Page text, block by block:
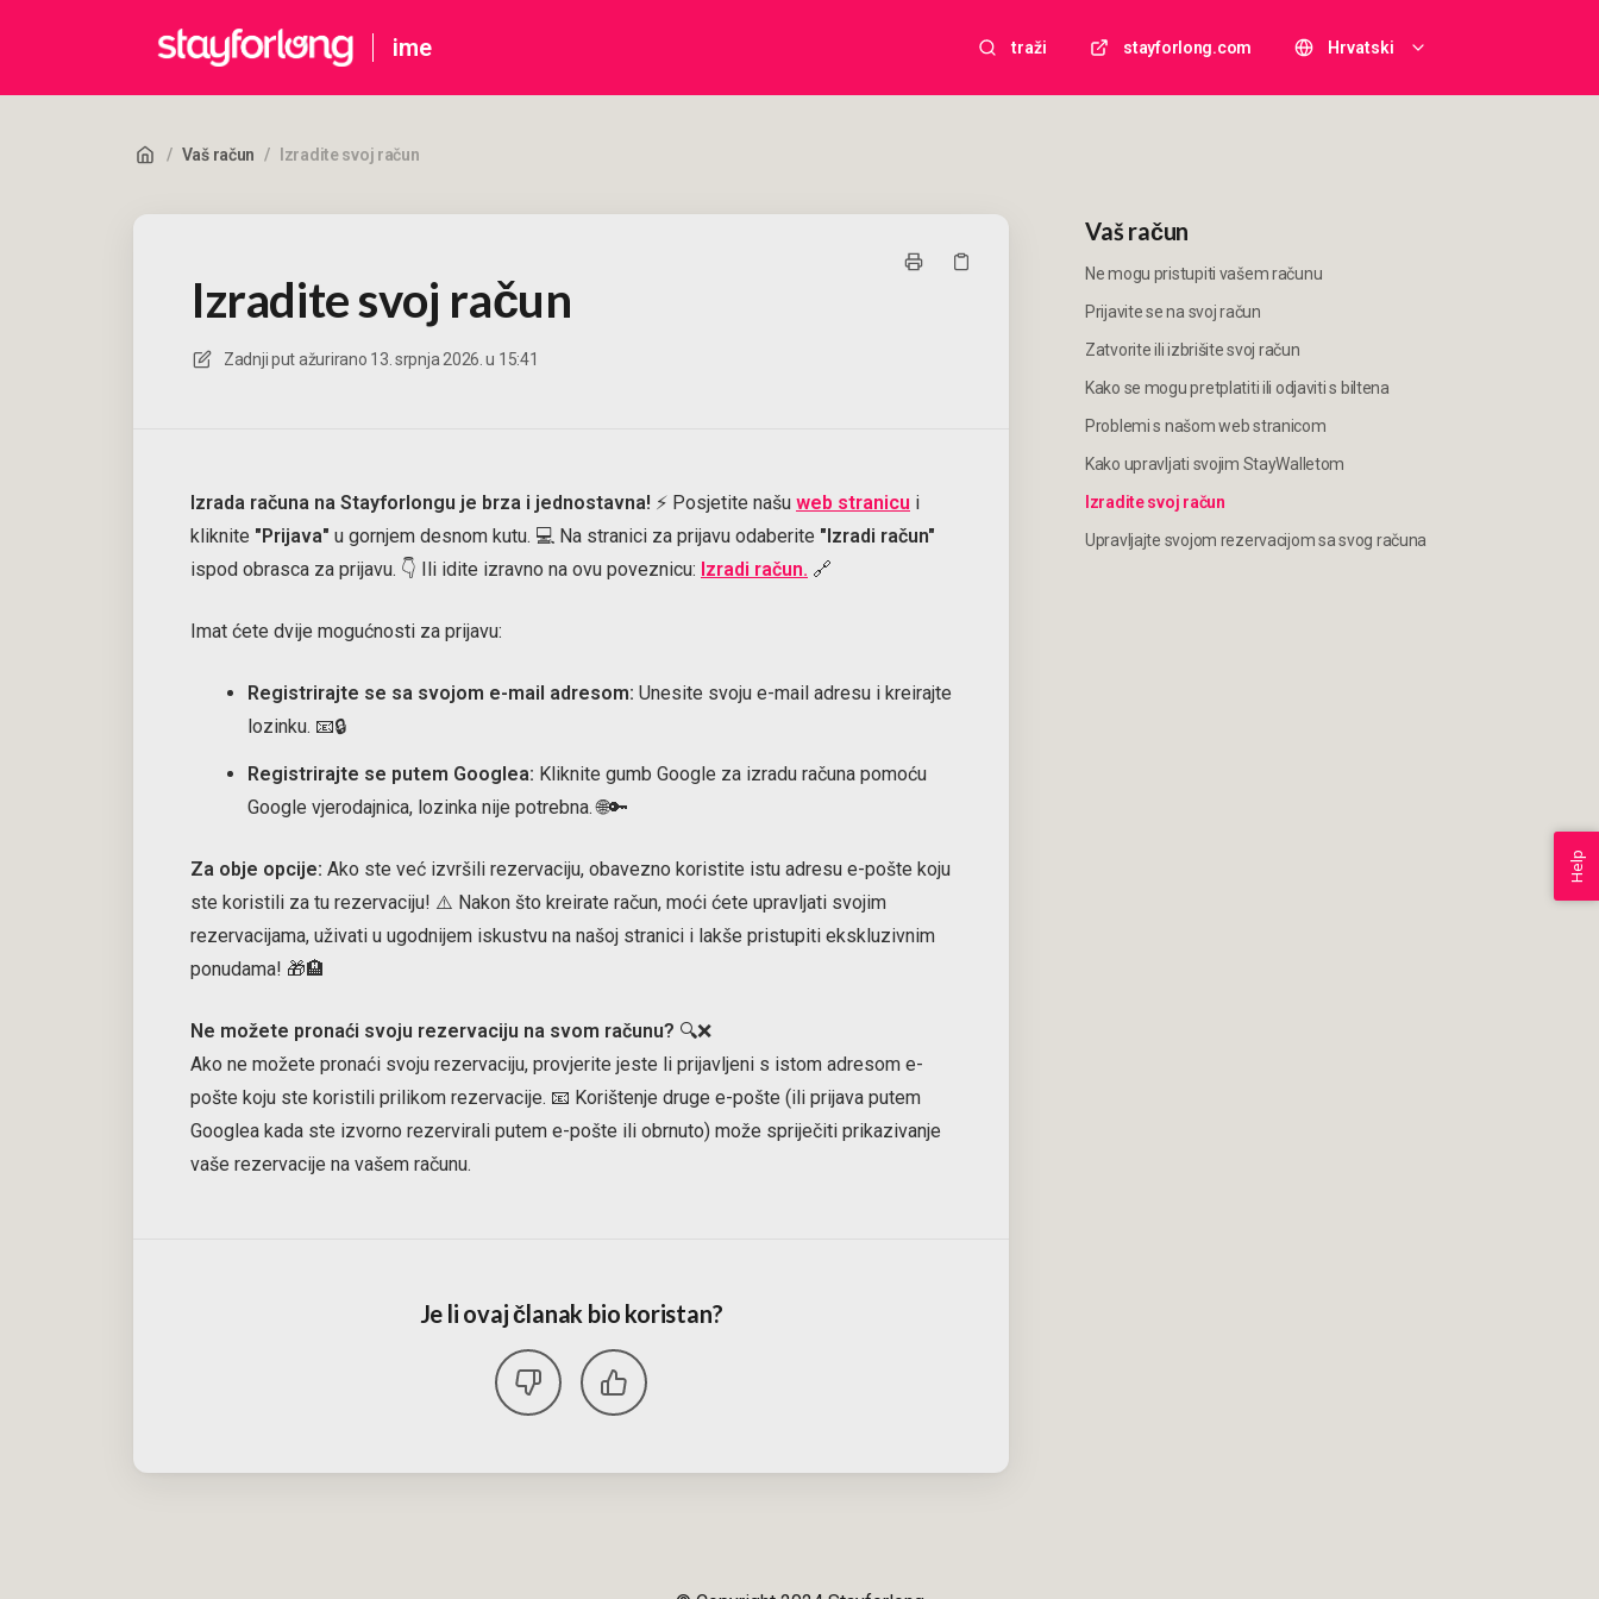
ime traži stayforlong.com Hrvatski
/ Vaš račun / Izradite svoj račun
Izradite svoj račun
Zadnji put ažurirano 13. srpnja 2026. u 15:41
Izrada računa na Stayforlongu je brza i jednostavna! ⚡ Posjetite našu web stranicu i
kliknite "Prijava" u gornjem desnom kutu. 💻 Na stranici za prijavu odaberite "Izradi račun"
ispod obrasca za prijavu. 👇 Ili idite izravno na ovu poveznicu: Izradi račun. 🔗
Imat ćete dvije mogućnosti za prijavu:
Registrirajte se sa svojom e-mail adresom: Unesite svoju e-mail adresu i kreirajte
lozinku. 📧🔒
Registrirajte se putem Googlea: Kliknite gumb Google za izradu računa pomoću
Google vjerodajnica, lozinka nije potrebna. 🌐🔑
Za obje opcije: Ako ste već izvršili rezervaciju, obavezno koristite istu adresu e-pošte koju
ste koristili za tu rezervaciju! ⚠️ Nakon što kreirate račun, moći ćete upravljati svojim
rezervacijama, uživati u ugodnijem iskustvu na našoj stranici i lakše pristupiti ekskluzivnim
ponudama! 🎁🏨
Ne možete pronaći svoju rezervaciju na svom računu? 🔍❌
Ako ne možete pronaći svoju rezervaciju, provjerite jeste li prijavljeni s istom adresom e-
pošte koju ste koristili prilikom rezervacije. 📧 Korištenje druge e-pošte (ili prijava putem
Googlea kada ste izvorno rezervirali putem e-pošte ili obrnuto) može spriječiti prikazivanje
vaše rezervacije na vašem računu.
Je li ovaj članak bio koristan?
Vaš račun
Ne mogu pristupiti vašem računu
Prijavite se na svoj račun
Zatvorite ili izbrišite svoj račun
Kako se mogu pretplatiti ili odjaviti s biltena
Problemi s našom web stranicom
Kako upravljati svojim StayWalletom
Izradite svoj račun
Upravljajte svojom rezervacijom sa svog računa
Help